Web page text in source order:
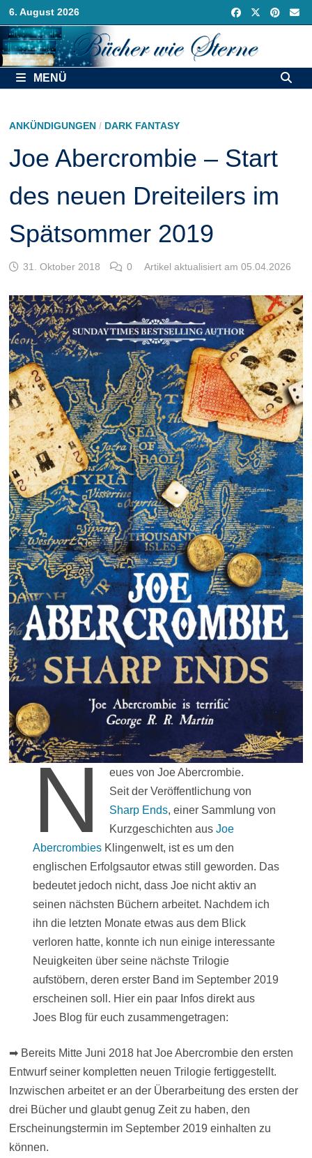
Zurück
zum
Inhalt
6. August 2026
MENÜ
ANKÜNDIGUNGEN/ DARK FANTASY
Joe Abercrombie – Start
des neuen Dreiteilers im
Spätsommer 2019
31. Oktober 2018 0 Artikel aktualisiert am 05.04.2026
N
eues von Joe Abercrombie.
Seit der Veröffentlichung von
Sharp Ends, einer Sammlung von
Kurzgeschichten ausJoe
AbercrombiesKlingenwelt, ist es um den
englischen Erfolgsautor etwas still geworden. Das
bedeutet jedoch nicht, dass Joe nicht aktiv an
seinen nächsten Büchern arbeitet. Nachdem ich
ihn die letzten Monate etwas aus dem Blick
verloren hatte, konnte ich nun einige interessante
Neuigkeiten über seine nächste Trilogie
aufstöbern, deren erster Band im September 2019
erscheinen soll. Hier ein paar Infos direkt aus
Joes Blog für euch zusammengetragen:
➡ Bereits Mitte Juni 2018 hat Joe Abercrombie den ersten
Entwurf seiner kompletten neuen Trilogie fertiggestellt.
Inzwischen arbeitet er an der Überarbeitung des ersten der
drei Bücher und glaubt genug Zeit zu haben, den
Erscheinungstermin im September 2019 einhalten zu
können.